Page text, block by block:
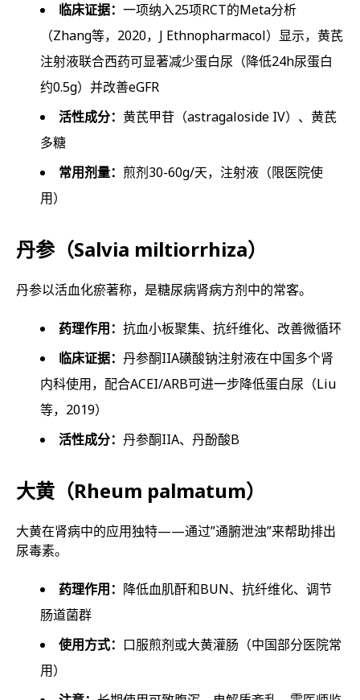
临床证据： 一项纳入25项RCT的Meta分析
（Zhang等，2020，J Ethnopharmacol）显示，黄芪
注射液联合西药可显著减少蛋白尿（降低24h尿蛋白
约0.5g）并改善eGFR
活性成分： 黄芪甲苷（astragaloside IV）、黄芪
多糖
常用剂量： 煎剂30-60g/天，注射液（限医院使
用）
丹参（Salvia miltiorrhiza）
丹参以活血化瘀著称，是糖尿病肾病方剂中的常客。
药理作用： 抗血小板聚集、抗纤维化、改善微循环
临床证据： 丹参酮IIA磺酸钠注射液在中国多个肾
内科使用，配合ACEI/ARB可进一步降低蛋白尿（Liu
等，2019）
活性成分： 丹参酮IIA、丹酚酸B
大黄（Rheum palmatum）
大黄在肾病中的应用独特——通过”通腑泄浊”来帮助排出
尿毒素。
药理作用： 降低血肌酐和BUN、抗纤维化、调节
肠道菌群
使用方式： 口服煎剂或大黄灌肠（中国部分医院常
用）